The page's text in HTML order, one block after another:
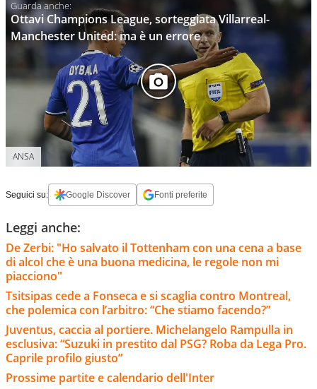
Ottavi Champions League, sorteggiata Villarreal-
Manchester United: ma è un errore
ANSA
Seguici su: Google Discover Fonti preferite
Leggi anche:
De Zerbi: "Ho salvato il Tottenham con una cena a base
di alcol che è una buona medicina, le regole non mi
piacciono"
Tsitsipas cede a Fonseca e si scaglia contro Montreal,
che polemica con l’arbitro: “Che stiamo facendo?”
Juventus, caccia al portiere. Michelangelo Rampulla in
esclusiva: “Suzuki in prestito dal PSG? Roba da Lega Pro.
Caprile profilo giusto”
Prossime partite e calendario dell'Inter